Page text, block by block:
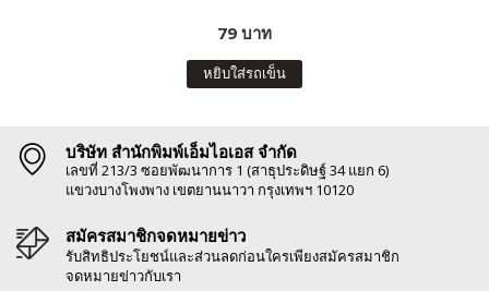
79 บาท
หยิบใส่รถเข็น
บริษัท สำนักพิมพ์เอ็มไอเอส จำกัด
เลขที่ 213/3 ซอยพัฒนาการ 1 (สาธุประดิษฐ์ 34 แยก 6)
แขวงบางโพงพาง เขตยานนาวา กรุงเทพฯ 10120
สมัครสมาชิกจดหมายข่าว
รับสิทธิประโยชน์และส่วนลดก่อนใครเพียงสมัครสมาชิก
จดหมายข่าวกับเรา